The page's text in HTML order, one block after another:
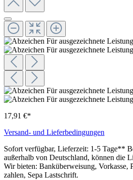
17,91 €*
Versand- und Lieferbedingungen
Sofort verfügbar, Lieferzeit: 1-5 Tage**
außerhalb von Deutschland, können die
Wir bieten: Banküberweisung, Vorkasse,
zahlen, Sepa Lastschrift.